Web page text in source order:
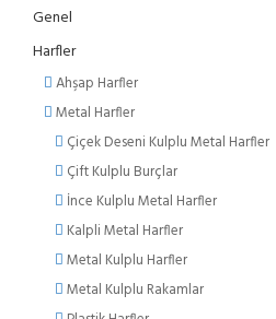
Genel
Harfler
Ahşap Harfler
Metal Harfler
Çiçek Deseni Kulplu Metal Harfler
Çift Kulplu Burçlar
İnce Kulplu Metal Harfler
Kalpli Metal Harfler
Metal Kulplu Harfler
Metal Kulplu Rakamlar